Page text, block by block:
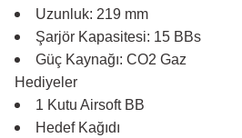
Uzunluk: 219 mm
Şarjör Kapasitesi: 15 BBs
Güç Kaynağı: CO2 Gaz
Hediyeler
1 Kutu Airsoft BB
Hedef Kağıdı